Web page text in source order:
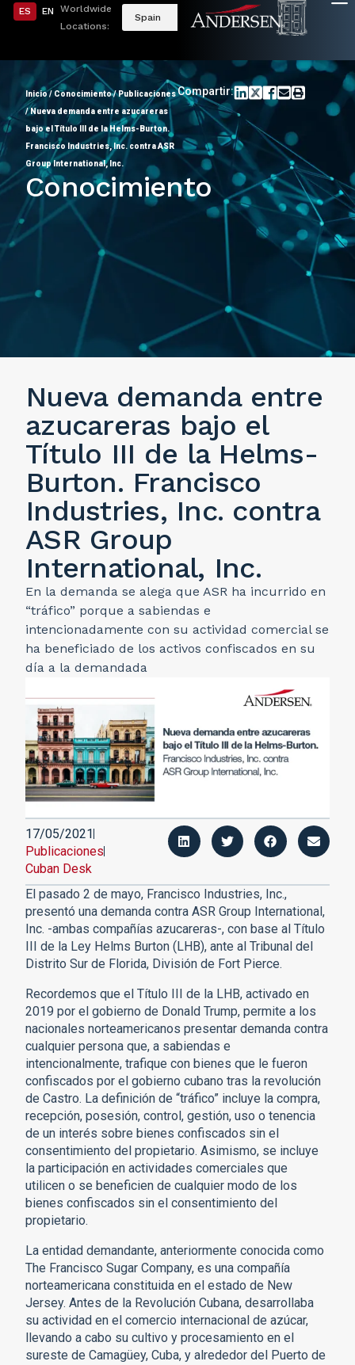
ES EN
Worldwide
Locations:
Spain
Inicio/ Conocimiento/Publicaciones
/Nueva demanda entre azucareras
bajo el Título III de la Helms-Burton.
Francisco Industries, Inc. contra ASR
Group International, Inc.
Compartir:
Conocimiento
Nueva demanda entre
azucareras bajo el
Título III de la Helms-
Burton. Francisco
Industries, Inc. contra
ASR Group
International, Inc.
En la demanda se alega que ASR ha incurrido en
“tráfico” porque a sabiendas e
intencionadamente con su actividad comercial se
ha beneficiado de los activos confiscados en su
día a la demandada
17/05/2021
Publicaciones
Cuban Desk
El pasado 2 de mayo, Francisco Industries, Inc.,
presentó una demanda contra ASR Group International,
Inc. -ambas compañías azucareras-, con base al Título
III de la Ley Helms Burton (LHB), ante al Tribunal del
Distrito Sur de Florida, División de Fort Pierce.
Recordemos que el Título III de la LHB, activado en
2019 por el gobierno de Donald Trump, permite a los
nacionales norteamericanos presentar demanda contra
cualquier persona que, a sabiendas e
intencionalmente, trafique con bienes que le fueron
confiscados por el gobierno cubano tras la revolución
de Castro. La definición de “tráfico” incluye la compra,
recepción, posesión, control, gestión, uso o tenencia
de un interés sobre bienes confiscados sin el
consentimiento del propietario. Asimismo, se incluye
la participación en actividades comerciales que
utilicen o se beneficien de cualquier modo de los
bienes confiscados sin el consentimiento del
propietario.
La entidad demandante, anteriormente conocida como
The Francisco Sugar Company, es una compañía
norteamericana constituida en el estado de New
Jersey. Antes de la Revolución Cubana, desarrollaba
su actividad en el comercio internacional de azúcar,
llevando a cabo su cultivo y procesamiento en el
sureste de Camagüey, Cuba, y alrededor del Puerto de